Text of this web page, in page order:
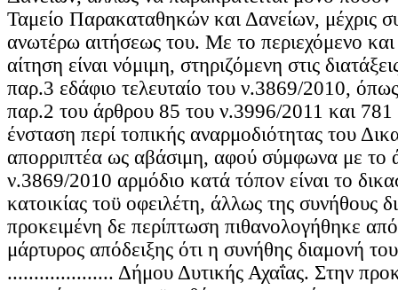
Ταμείο Παρακαταθηκών και Δανείων, μέχρις
ανωτέρω αιτήσεως του. Με το περιεχόμενο
αίτηση είναι νόμιμη, στηριζόμενη στις
παρ.3 εδάφιο τελευταίο του ν.3869/2010,
παρ.2 του άρθρου 85 του ν.3996/2011 και
ένσταση περί τοπικής αναρμοδιότητας του
απορριπτέα ως αβάσιμη, αφού σύμφωνα με το
ν.3869/2010 αρμόδιο κατά τόπον είναι το
κατοικίας τοϋ οφειλέτη, άλλως της συνήθους
προκειμένη δε περίπτωση πιθανολογήθηκε
μάρτυρος απόδειξης ότι η συνήθης διαμονή του
.................... Δήμου Δυτικής Αχαΐας. Στην